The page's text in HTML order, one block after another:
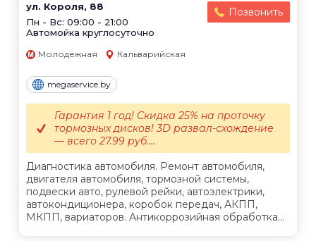
ул. Короля, 88
Пн - Вс: 09:00 - 21:00
Автомойка круглосуточно
Позвонить
Молодежная Кальварийская
megaservice.by
Диагностика автомобиля. Ремонт автомобиля,
двигателя автомобиля, тормозной системы,
подвески авто, рулевой рейки, автоэлектрики,
автокондиционера, коробок передач, АКПП,
МКПП, вариаторов. Антикоррозийная обработка...
Гарантия 1 год! Скидка 25% на проточку
тормозных дисков! 3D развал-схождение
— всего 27.99 руб....